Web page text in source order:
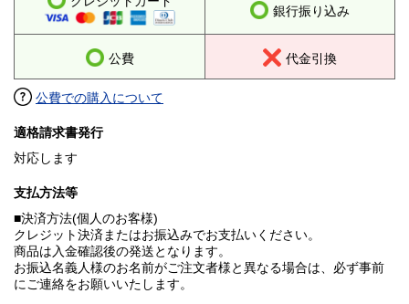
銀行振り込み
公費 代金引換
公費での購入について
適格請求書発行
対応します
支払方法等
■決済方法(個人のお客様)
クレジット決済またはお振込みでお支払いください。
商品は入金確認後の発送となります。
お振込名義人様のお名前がご注文者様と異なる場合は、必ず事前
にご連絡をお願いいたします。